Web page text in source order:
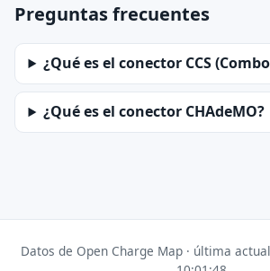
Preguntas frecuentes
¿Qué es el conector CCS
¿Qué es el conector CHAdeMO?
Datos de Open Charge Map · última